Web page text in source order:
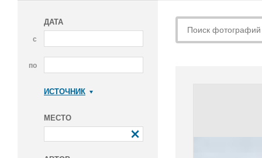
ДАТА
с
по
ИСТОЧНИК
МЕСТО